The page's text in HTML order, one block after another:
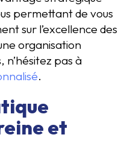
permettant de vous
sur l’excellence des
organisation
n’hésitez pas à
.
et